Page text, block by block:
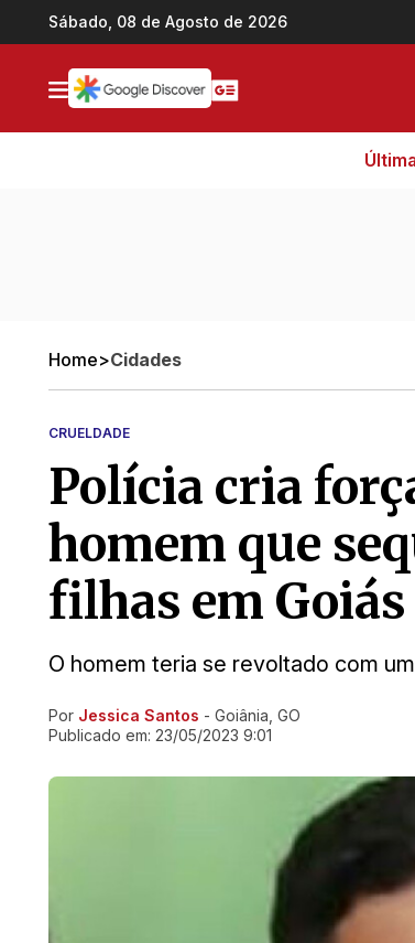
Ir direto pro conteúdo
Sábado, 08 de Agosto de 2026
Home>Cidades
CRUELDADE
Polícia cria
homem que
filhas em Goiás
O homem teria se revoltado com
Ir direto pra matéria
Por Jessica Santos - Goiânia, GO
Publicado em: 23/05/2023 9:01